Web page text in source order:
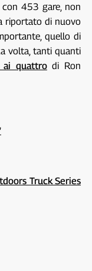
con 453 gare, non
riportato di nuovo
quello di
volta, tanti quanti
ai quattrodi Ron
Truck Series